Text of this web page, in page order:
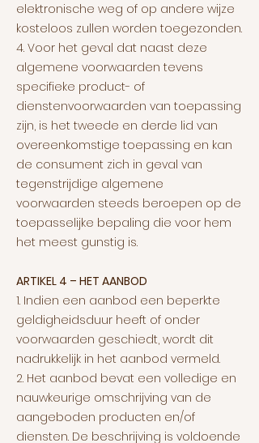
elektronische weg of op andere wijze
kosteloos zullen worden toegezonden.
4. Voor het geval dat naast deze
algemene voorwaarden tevens
specifieke product- of
dienstenvoorwaarden van toepassing
zijn, is het tweede en derde lid van
overeenkomstige toepassing en kan
de consument zich in geval van
tegenstrijdige algemene
voorwaarden steeds beroepen op de
toepasselijke bepaling die voor hem
het meest gunstig is.
ARTIKEL 4 – HET AANBOD
1. Indien een aanbod een beperkte
geldigheidsduur heeft of onder
voorwaarden geschiedt, wordt dit
nadrukkelijk in het aanbod vermeld.
2. Het aanbod bevat een volledige en
nauwkeurige omschrijving van de
aangeboden producten en/of
diensten. De beschrijving is voldoende